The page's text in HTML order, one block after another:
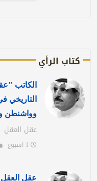
كتاب الرأي
الكاتب
التاريخي
وواشنطن
عقل العقل
عقل